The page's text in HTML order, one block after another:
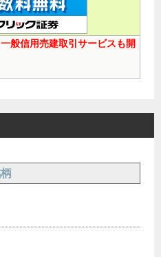
般信用売建取引サービスも開